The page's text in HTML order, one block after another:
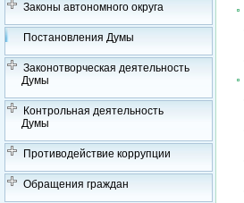
Законы автономного округа
Постановления Думы
Законотворческая деятельность
Думы
Контрольная деятельность
Думы
Противодействие коррупции
Обращения граждан